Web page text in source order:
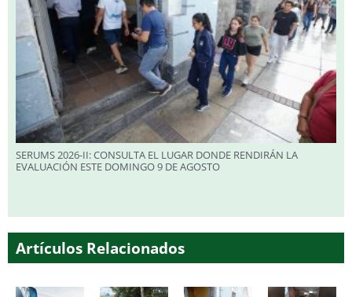
SERUMS 2026-II: CONSULTA EL LUGAR DONDE RENDIRÁN LA
EVALUACIÓN ESTE DOMINGO 9 DE AGOSTO
Artículos Relacionados